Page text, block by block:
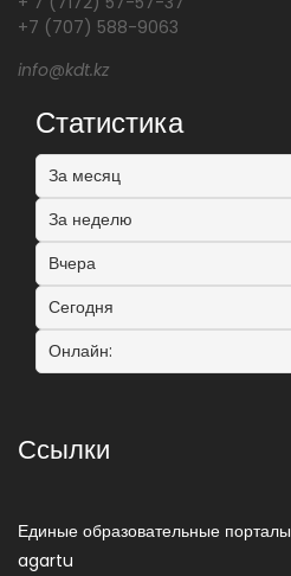
+7 (707) 588-9063
info@kdt.kz
Статистика
За месяц
За неделю
Вчера
Сегодня
Онлайн:
Ссылки
Единые образовательные порталы
agartu